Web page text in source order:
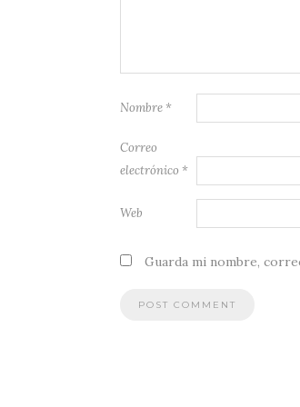
Nombre *
Correo
electrónico *
Web
Guarda mi nombre,